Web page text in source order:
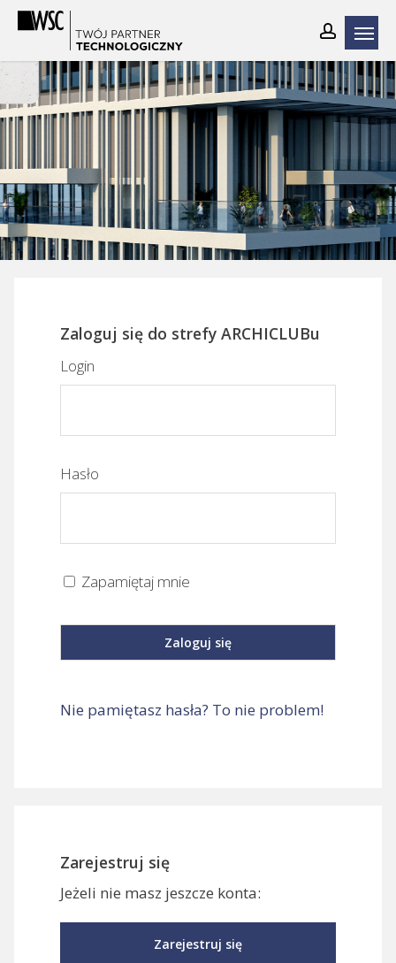
Skip
main
content
Zaloguj się do strefy ARCHICLUBu
Login
Hasło
Zapamiętaj mnie
Nie pamiętasz hasła? To nie problem!
Zarejestruj się
Jeżeli nie masz jeszcze konta:
Zarejestruj się